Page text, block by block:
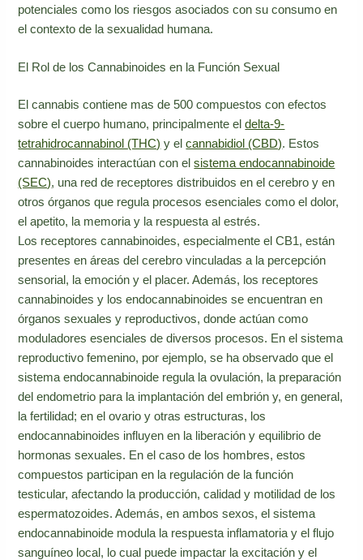
potenciales como los riesgos asociados con su consumo en
el contexto de la sexualidad humana.
El Rol de los Cannabinoides en la Función Sexual
El cannabis contiene mas de 500 compuestos con efectos
sobre el cuerpo humano, principalmente eldelta-9-
tetrahidrocannabinol (THC) y elcannabidiol (CBD). Estos
cannabinoides interactúan con elsistema endocannabinoide
(SEC), una red de receptores distribuidos en el cerebro y en
otros órganos que regula procesos esenciales como el dolor,
el apetito, la memoria y la respuesta al estrés.
Los receptores cannabinoides, especialmente el CB1, están
presentes en áreas del cerebro vinculadas a la percepción
sensorial, la emoción y el placer. Además, los receptores
cannabinoides y los endocannabinoides se encuentran en
órganos sexuales y reproductivos, donde actúan como
moduladores esenciales de diversos procesos. En el sistema
reproductivo femenino, por ejemplo, se ha observado que el
sistema endocannabinoide regula la ovulación, la preparación
del endometrio para la implantación del embrión y, en general,
la fertilidad; en el ovario y otras estructuras, los
endocannabinoides influyen en la liberación y equilibrio de
hormonas sexuales. En el caso de los hombres, estos
compuestos participan en la regulación de la función
testicular, afectando la producción, calidad y motilidad de los
espermatozoides. Además, en ambos sexos, el sistema
endocannabinoide modula la respuesta inflamatoria y el flujo
sanguíneo local, lo cual puede impactar la excitación y el